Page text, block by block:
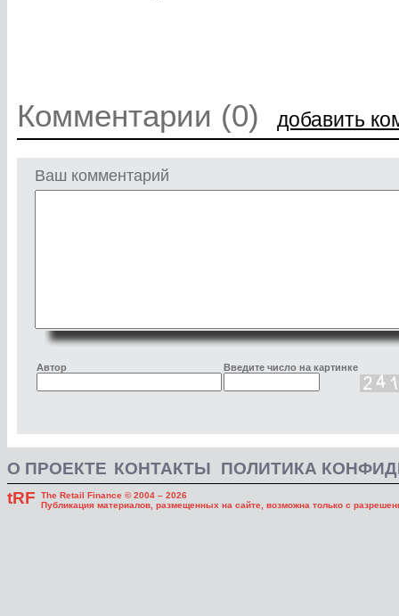
Комментарии (0) добавить
Ваш комментарий
Автор Введите число на картинке
О ПРОЕКТЕ КОНТАКТЫ ПОЛИТИКА
The Retail Finance © 2004 – 2026
Публикация материалов, размещенных на сайте, возможна только с
tRF